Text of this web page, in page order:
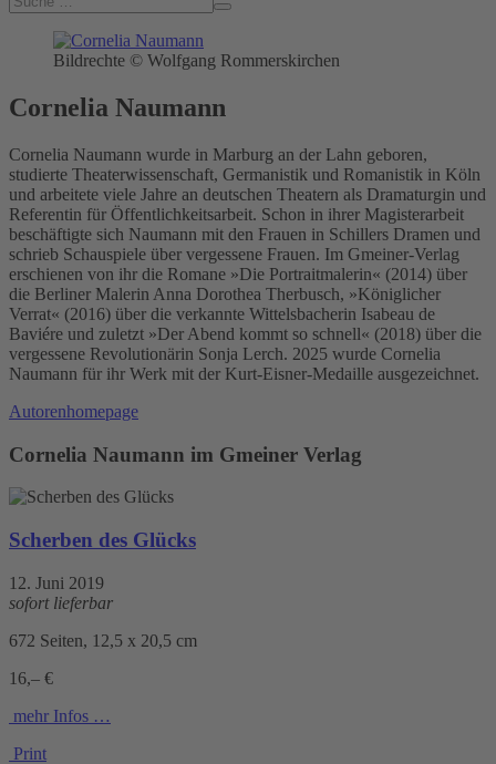
Bildrechte © Wolfgang Rommerskirchen
Cornelia Naumann
Cornelia Naumann wurde in Marburg an der Lahn geboren,
studierte Theaterwissenschaft, Germanistik und Romanistik in Köln
und arbeitete viele Jahre an deutschen Theatern als Dramaturgin und
Referentin für Öffentlichkeitsarbeit. Schon in ihrer Magisterarbeit
beschäftigte sich Naumann mit den Frauen in Schillers Dramen und
schrieb Schauspiele über vergessene Frauen. Im Gmeiner-Verlag
erschienen von ihr die Romane »Die Portraitmalerin« (2014) über
die Berliner Malerin Anna Dorothea Therbusch, »Königlicher
Verrat« (2016) über die verkannte Wittelsbacherin Isabeau de
Baviére und zuletzt »Der Abend kommt so schnell« (2018) über die
vergessene Revolutionärin Sonja Lerch. 2025 wurde Cornelia
Naumann für ihr Werk mit der Kurt-Eisner-Medaille ausgezeichnet.
Autorenhomepage
Cornelia Naumann im Gmeiner Verlag
Scherben des Glücks
12. Juni 2019
sofort lieferbar
672 Seiten, 12,5 x 20,5 cm
16,– €
mehr Infos …
Print